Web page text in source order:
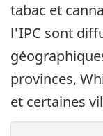
tabac et
l'IPC sont
provinces,
et certaines